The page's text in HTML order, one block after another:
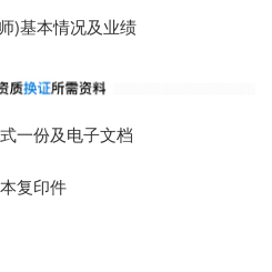
)基本情况及业绩
一份及电子文档
复印件